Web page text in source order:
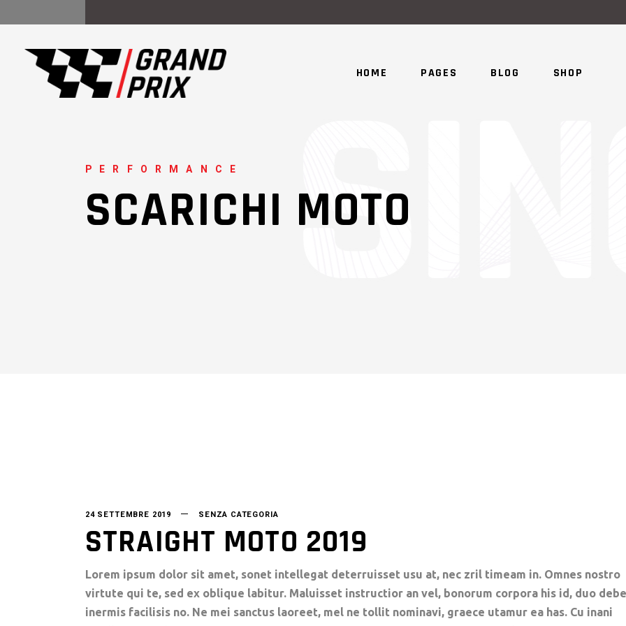
HOME PAGES BLOG SHOP
PERFORMANCE
SCARICHI MOTO
24 SETTEMBRE 2019 SENZA CATEGORIA
STRAIGHT MOTO 2019
Lorem ipsum dolor sit amet, sonet intellegat deterruisset usu at, nec zril timeam in. Omnes nostro
virtute qui te, sed ex oblique labitur. Maluisset instructior an vel, bonorum corpora his id, duo
inermis facilisis no. Ne mei sanctus laoreet, mel ne tollit nominavi, graece utamur ea has. Cu inani